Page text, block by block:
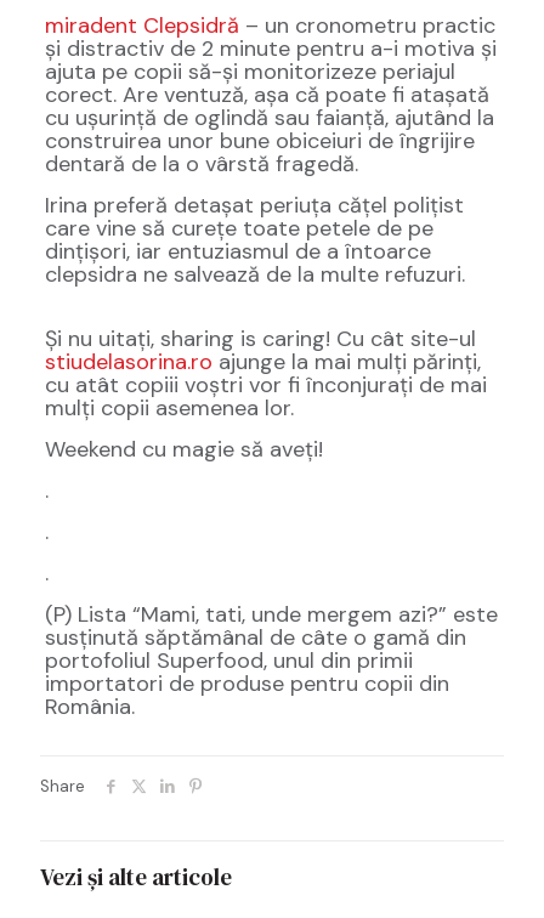
miradent Clepsidră – un cronometru practic
și distractiv de 2 minute pentru a-i motiva și
ajuta pe copii să-și monitorizeze periajul
corect. Are ventuză, așa că poate fi atașată
cu ușurință de oglindă sau faianță, ajutând la
construirea unor bune obiceiuri de îngrijire
dentară de la o vârstă fragedă.
Irina preferă detașat periuța cățel polițist
care vine să curețe toate petele de pe
dințișori, iar entuziasmul de a întoarce
clepsidra ne salvează de la multe refuzuri.
Și nu uitați, sharing is caring! Cu cât site-ul
stiudelasorina.ro ajunge la mai mulți părinți,
cu atât copiii voștri vor fi înconjurați de mai
mulți copii asemenea lor.
Weekend cu magie să aveți!
.
.
.
(P) Lista “Mami, tati, unde mergem azi?” este
susținută săptămânal de câte o gamă din
portofoliul Superfood, unul din primii
importatori de produse pentru copii din
România.
Share
Vezi și alte articole